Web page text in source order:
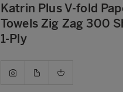
Katrin Plus V-fold
Towels Zig Zag 300
1-Ply